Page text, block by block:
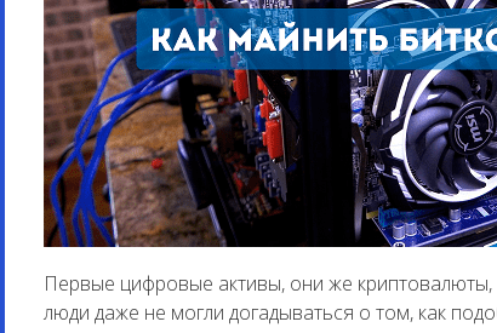
Первые цифровые активы, они же криптовалюты,
люди даже не могли догадываться о том, как